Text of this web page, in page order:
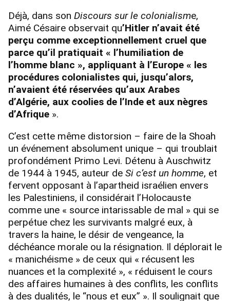
Déjà, dans son Discours sur le colonialisme,
Aimé Césaire observait qu’Hitler n’avait été
perçu comme exceptionnellement cruel que
parce qu’il pratiquait « l’humiliation de
l’homme blanc », appliquant à l’Europe « les
procédures colonialistes qui, jusqu’alors,
n’avaient été réservées qu’aux Arabes
d’Algérie, aux coolies de l’Inde et aux nègres
d’Afrique ».
C’est cette même distorsion – faire de la Shoah
un événement absolument unique – qui troublait
profondément Primo Levi. Détenu à Auschwitz
de 1944 à 1945, auteur de Si c’est un homme, et
fervent opposant à l’apartheid israélien envers
les Palestiniens, il considérait l’Holocauste
comme une « source intarissable de mal » qui se
perpétue chez les survivants malgré eux, à
travers la haine, le désir de vengeance, la
déchéance morale ou la résignation. Il déplorait le
« manichéisme » de ceux qui « récusent les
nuances et la complexité », « réduisent le cours
des affaires humaines à des conflits, les conflits
à des dualités, le “nous et eux” ». Il soulignait que